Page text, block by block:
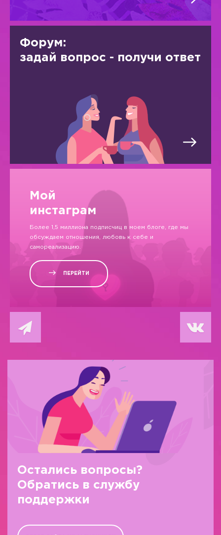
Форум:
задай вопрос - получи ответ
Мой
инстаграм
Более 1,5 миллиона подписчиц в моем блоге, где мы
обсуждаем отношения, любовь к себе и
самореализацию.
ПЕРЕЙТИ
Остались вопросы?
Обратись в службу
поддержки